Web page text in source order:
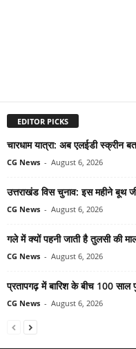
EDITOR PICKS
चारधाम यात्रा: अब एलईडी स्क्रीन
CG News - August 6, 2026
उत्तराखंड विस चुनाव: इस महीने बूथ
CG News - August 6, 2026
गले में क्यों पहनी जाती है तुलसी की
CG News - August 6, 2026
प्रतापगढ़ में बारिश के बीच 100 साल
CG News - August 6, 2026